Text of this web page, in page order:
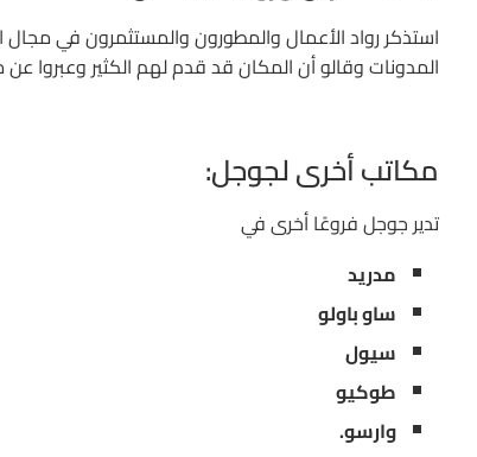
المدونات وقالو أن المكان قد قدم لهم الكثير وعبروا عن
مكاتب أخرى لجوجل:
تدير جوجل فروعًا أخرى في
مدريد
ساو باولو
سيول
طوكيو
وارسو.